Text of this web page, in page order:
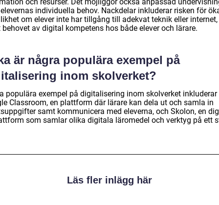
individuella behov. Nackdelar inkluderar risken för
om elever inte har tillgång till adekvat teknik eller internet,
av digital kompetens hos både elever och lärare.
är några populära exempel på
inom skolverket?
populära exempel på digitalisering inom skolverket inkluderar
Classroom, en plattform där lärare kan dela ut och samla in
samt kommunicera med eleverna, och Skolon, en
som samlar olika digitala läromedel och verktyg på ett
Läs fler inlägg här